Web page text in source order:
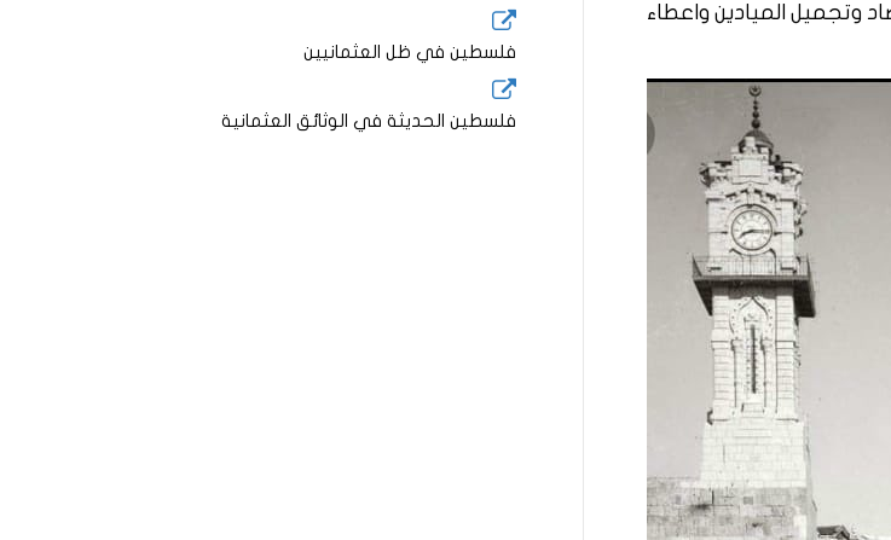
فلسطين في ظل العثمانيين
فلسطين الحديثة في الوثائق العثمانية
وتجميل الميادين واعطاء